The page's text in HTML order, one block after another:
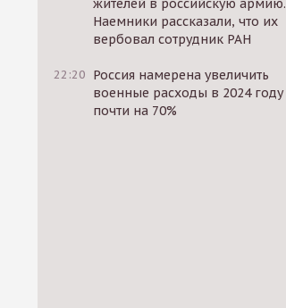
жителей в российскую армию.
Наемники рассказали, что их
вербовал сотрудник РАН
22:20 Россия намерена увеличить
военные расходы в 2024 году
почти на 70%